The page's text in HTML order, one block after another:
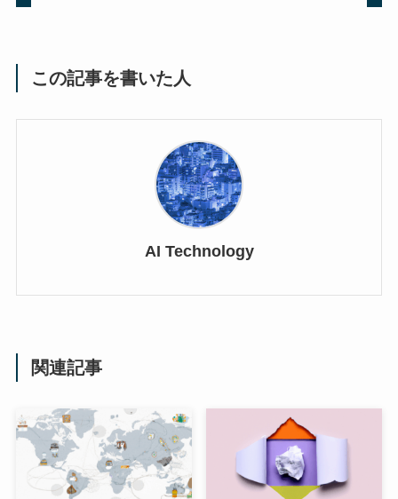
この記事を書いた人
AI Technology
関連記事